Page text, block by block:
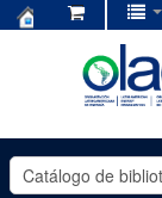
OLADE